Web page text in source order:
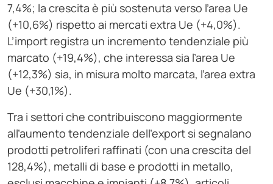
7,4%; la crescita è più sostenuta verso l’area Ue
(+10,6%) rispetto ai mercati extra Ue (+4,0%).
L’import registra un incremento tendenziale più
marcato (+19,4%), che interessa sia l’area Ue
(+12,3%) sia, in misura molto marcata, l’area extra
Ue (+30,1%).
Tra i settori che contribuiscono maggiormente
all’aumento tendenziale dell’export si segnalano
prodotti petroliferi raffinati (con una crescita del
128,4%), metalli di base e prodotti in metallo,